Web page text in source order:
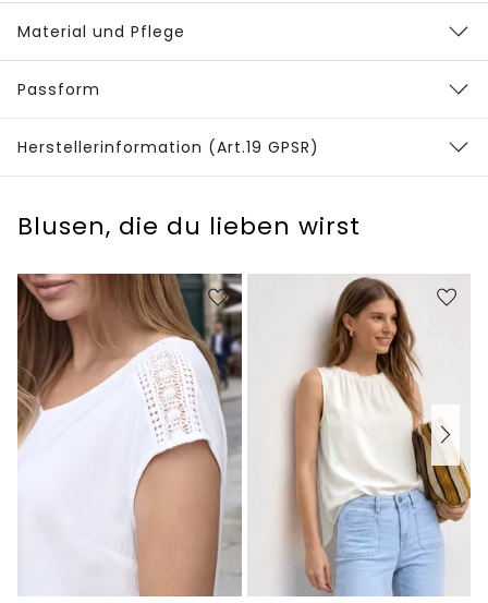
Material und Pflege
Passform
Herstellerinformation (Art.19 GPSR)
Blusen, die du lieben wirst